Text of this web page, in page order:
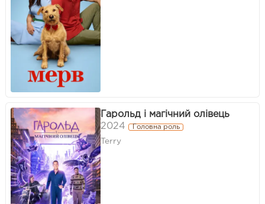
Гарольд і магічний олівець
2024
Головна роль
Terry